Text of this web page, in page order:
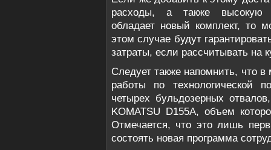
расходы, а также высокую
обладает новый комплект, то
этом случае будут
затраты, если рассчитывать на
Следует также напомнить, что
работы по технологической
четырех бульдозерных
KOMATSU D155A, объем
Отмечается, что это лишь
состоять новая программа